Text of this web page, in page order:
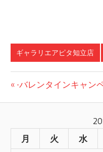
ギャラリエアピタ知立店
投
ナ
前
事:
-バレンタインキャン
月
火 水